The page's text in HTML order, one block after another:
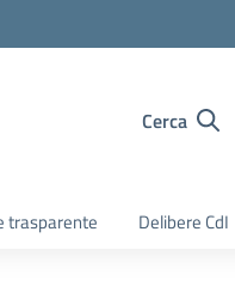
Cerca
trasparente Delibere CdI